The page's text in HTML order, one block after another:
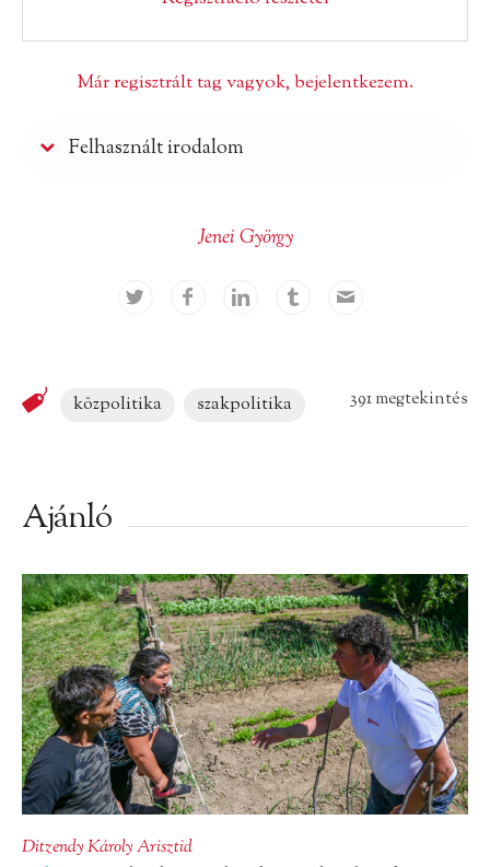
Már regisztrált tag vagyok, bejelentkezem.
Felhasznált irodalom
Jenei György
közpolitika szakpolitika 391 megtekintés
Ajánló
Ditzendy Károly Arisztid